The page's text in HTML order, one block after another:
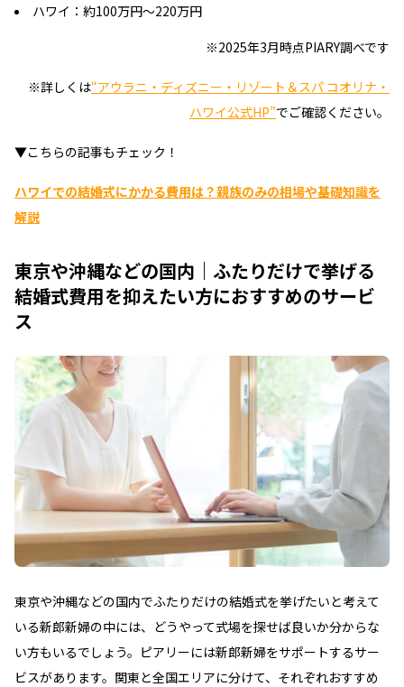
ハワイ：約100万円～220万円
※2025年3月時点PIARY調べです
※詳しくは“アウラニ・ディズニー・リゾート＆スパ コオリナ・
ハワイ公式HP”でご確認ください。
▼こちらの記事もチェック！
ハワイでの結婚式にかかる費用は？親族のみの相場や基礎知識を
解説
東京や沖縄などの国内｜ふたりだけで挙げる
結婚式費用を抑えたい方におすすめのサービ
ス
東京や沖縄などの国内でふたりだけの結婚式を挙げたいと考えて
いる新郎新婦の中には、どうやって式場を探せば良いか分からな
い方もいるでしょう。ピアリーには新郎新婦をサポートするサー
ビスがあります。関東と全国エリアに分けて、それぞれおすすめ